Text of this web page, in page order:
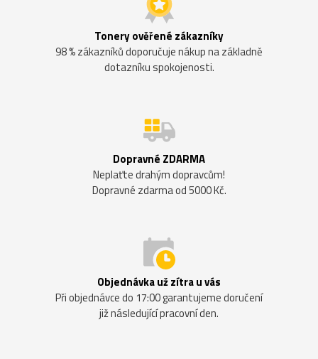
Tonery ověřené zákazníky
98 % zákazníků doporučuje nákup na základně
dotazníku spokojenosti.
Dopravné ZDARMA
Neplaťte drahým dopravcům!
Dopravné zdarma od 5000 Kč.
Objednávka už zítra u vás
Při objednávce do 17:00 garantujeme doručení
již následující pracovní den.